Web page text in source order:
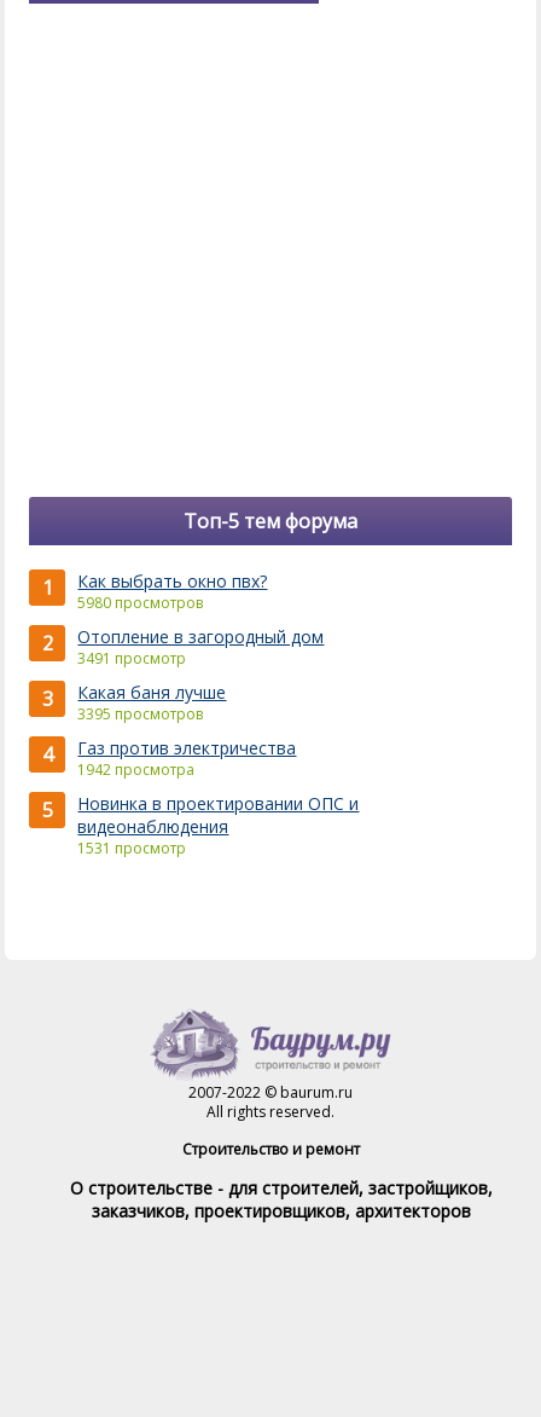
Топ-5 тем форума
1 Как выбрать окно пвх?
5980 просмотров
2 Отопление в загородный дом
3491 просмотр
3 Какая баня лучше
3395 просмотров
4 Газ против электричества
1942 просмотра
5
Новинка в проектировании ОПС и
видеонаблюдения
1531 просмотр
2007-2022 © baurum.ru
All rights reserved.
Строительство и ремонт
О строительстве - для строителей, застройщиков,
заказчиков, проектировщиков, архитекторов